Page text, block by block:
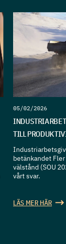
05/02/2026
TILL
betänkandet
välstånd (SOU
vårt svar.
LÄS MER HÄR